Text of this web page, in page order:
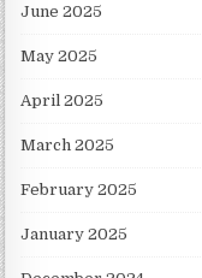
June 2025
May 2025
April 2025
March 2025
February 2025
January 2025